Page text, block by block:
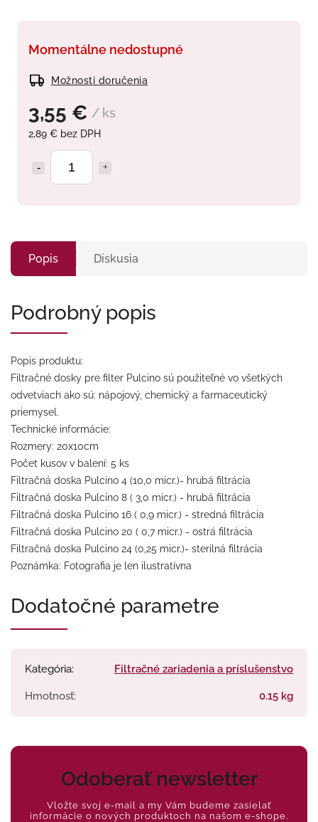
3,55 € / ks
2,89 € bez DPH
Momentálne nedostupné
Možnosti doručenia
Popis Diskusia
Podrobný popis
Popis produktu:
Filtračné dosky pre filter Pulcino sú použiteľné vo všetkých
odvetviach ako sú: nápojový, chemický a farmaceutický
priemysel.
Technické informácie:
Rozmery: 20x10cm
Počet kusov v balení: 5 ks
Filtračná doska Pulcino 4 (10,0 micr.)- hrubá filtrácia
Filtračná doska Pulcino 8 ( 3,0 micr.) - hrubá filtrácia
Filtračná doska Pulcino 16 ( 0,9 micr.) - stredná filtrácia
Filtračná doska Pulcino 20 ( 0,7 micr.) - ostrá filtrácia
Filtračná doska Pulcino 24 (0,25 micr.)- sterilná filtrácia
Poznámka: Fotografia je len ilustratívna
Dodatočné parametre
Kategória: Filtračné zariadenia a príslušenstvo
Hmotnosť: 0.15 kg
Odoberať newsletter
Vložte svoj e-mail a my Vám budeme zasielať
informácie o nových produktoch na našom e-shope.